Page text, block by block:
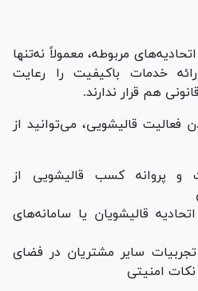
مربوطه، معمولاً نه‌تنها
خدمات باکیفیت را رعایت
هم قرار ندارند.
فعالیت قالیشویی، می‌توانید از
و پروانه کسب قالیشویی از
قالیشویان یا سامانه‌های
سایر مشتریان در فضای
نکات امنیتی